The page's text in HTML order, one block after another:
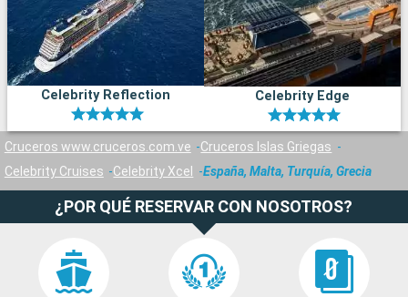
Celebrity Reflection Celebrity Edge
Cruceros www.cruceros.com.ve
Cruceros Islas Griegas
Celebrity Cruises
Celebrity Xcel España, Malta, Turquía, Grecia
¿POR QUÉ RESERVAR CON NOSOTROS?